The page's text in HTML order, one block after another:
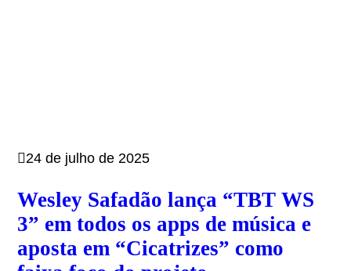
24 de julho de 2025
Wesley Safadão lança “TBT WS
3” em todos os apps de música e
aposta em “Cicatrizes” como